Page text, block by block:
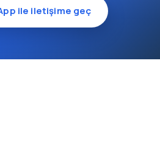
ile iletişime geç